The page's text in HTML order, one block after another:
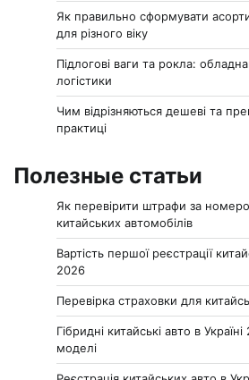
Як правильно сформувати
для різного віку
Підлогові ваги та рокла:
логістики
Чим відрізняються дешеві та
практиці
Полезные статьи
Як перевірити штрафи за
китайських автомобілів
Вартість першої реєстрації
2026
Перевірка страховки для
Гібридні китайські авто в
моделі